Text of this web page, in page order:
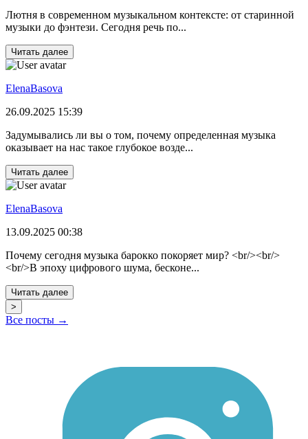
Лютня в современном музыкальном контексте: от старинной
музыки до фэнтези. Сегодня речь по...
Читать далее
ElenaBasova
26.09.2025 15:39
Задумывались ли вы о том, почему определенная музыка
оказывает на нас такое глубокое возде...
Читать далее
ElenaBasova
13.09.2025 00:38
Почему сегодня музыка барокко покоряет мир? <br/><br/>
<br/>В эпоху цифрового шума, бесконе...
Читать далее
>
Все посты →